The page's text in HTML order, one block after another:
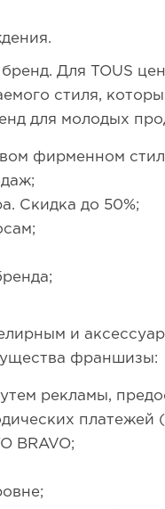
Для TOUS
стиля,
для молодых
фирменном
Скидка до 50%;
и
франшизы:
рекламы,
BRAVO;